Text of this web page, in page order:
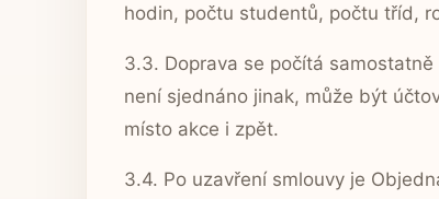
hodin, počtu studentů, počtu tříd,
3.3. Doprava se počítá
není sjednáno jinak, může být
místo akce i zpět.
3.4. Po uzavření smlouvy je